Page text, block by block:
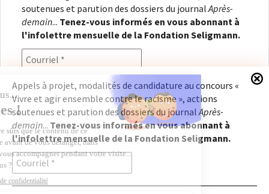
soutenues et parution des dossiers du journal Après-
demain... Tenez-vous informés en vous abonnant à
l'infolettre mensuelle de la Fondation Seligmann.
En renseignant votre adresse électronique, vous
consentez à recevoir l'infolettre de la Fondation
Seligmann, conformément à notrepolitique de
confidentialité. Il vous sera possible de vous
désabonner à tout moment.
Appels à projet, modalités de candidature au concours «
Vivre et agir ensemble contre le racisme », actions
soutenues et parution des dossiers du journalAprès-
demain... Tenez-vous informés en vous abonnant à
l'infolettre mensuelle de la Fondation Seligmann.